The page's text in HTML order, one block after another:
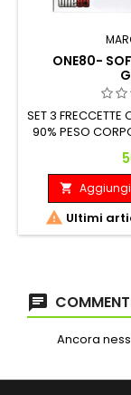
ONE80-
SET 3 FRECCETTE
90% PESO
(MM) 5.65

 Ultimi
Ancora